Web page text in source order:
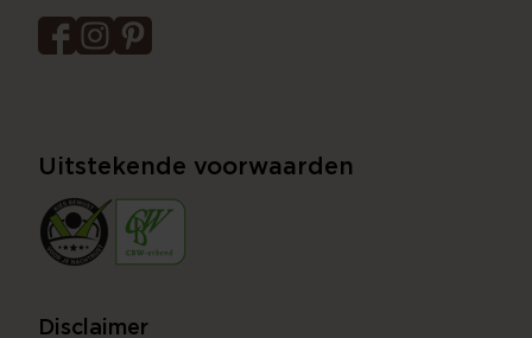
Uitstekende voorwaarden
Disclaimer